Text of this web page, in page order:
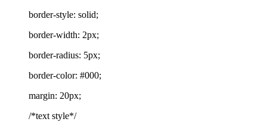
border-style: solid;
border-width: 2px;
border-radius: 5px;
border-color: #000;
margin: 20px;
/*text style*/